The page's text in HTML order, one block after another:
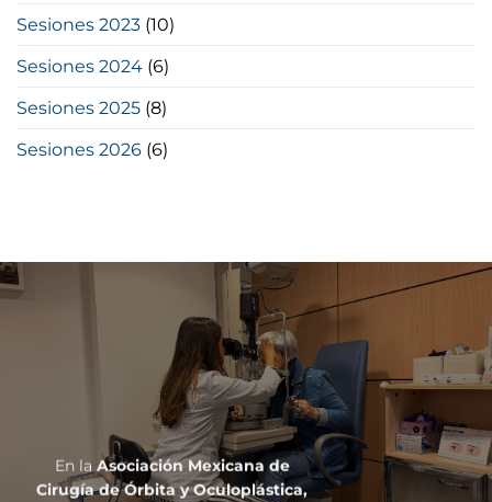
Sesiones 2023 (10)
Sesiones 2024 (6)
Sesiones 2025 (8)
Sesiones 2026 (6)
En la Asociación Mexicana de
Cirugía de Órbita y Oculoplástica,